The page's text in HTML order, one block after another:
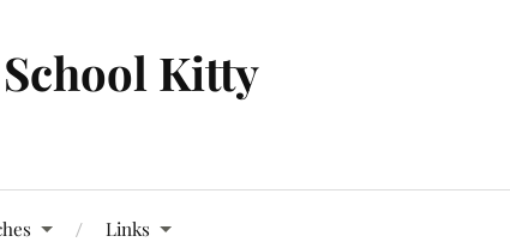
Kitty
Links